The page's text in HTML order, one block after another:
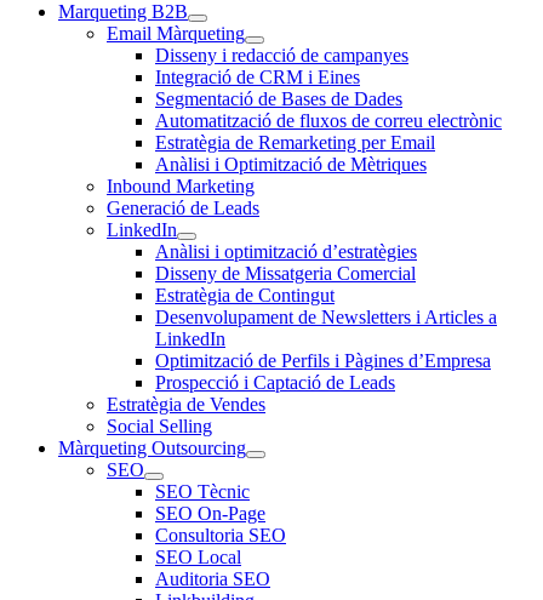
Marqueting B2B
Email Màrqueting
Disseny i redacció de campanyes
Integració de CRM i Eines
Segmentació de Bases de Dades
Automatització de fluxos de correu electrònic
Estratègia de Remarketing per Email
Anàlisi i Optimització de Mètriques
Inbound Marketing
Generació de Leads
LinkedIn
Anàlisi i optimització d’estratègies
Disseny de Missatgeria Comercial
Estratègia de Contingut
Desenvolupament de Newsletters i Articles a
LinkedIn
Optimització de Perfils i Pàgines d’Empresa
Prospecció i Captació de Leads
Estratègia de Vendes
Social Selling
Màrqueting Outsourcing
SEO
SEO Tècnic
SEO On-Page
Consultoria SEO
SEO Local
Auditoria SEO